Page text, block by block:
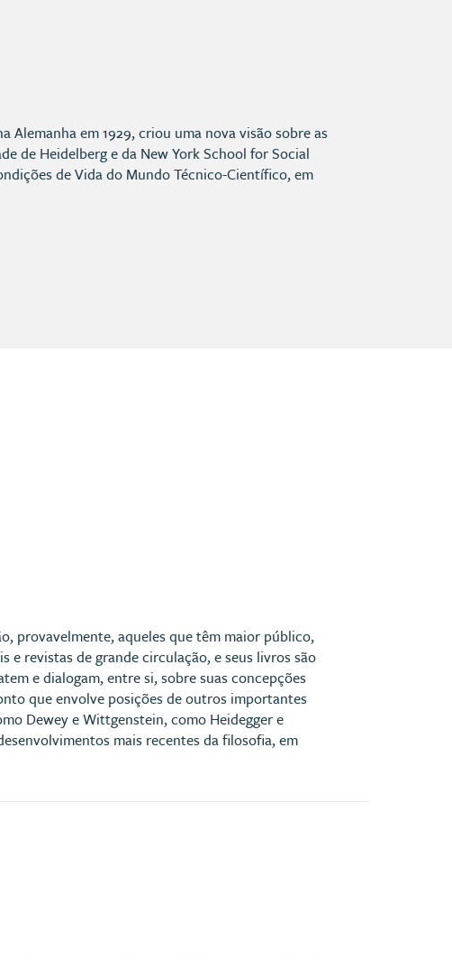
Alemanha em 1929, criou uma nova visão sobre as
de Heidelberg e da New York School for Social
de Vida do Mundo Técnico-Científico, em
provavelmente, aqueles que têm maior público,
e revistas de grande circulação, e seus livros são
e dialogam, entre si, sobre suas concepções
que envolve posições de outros importantes
Dewey e Wittgenstein, como Heidegger e
mais recentes da filosofia, em